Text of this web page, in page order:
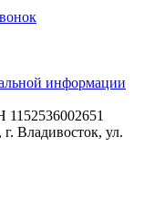
информации
Владивосток, ул.